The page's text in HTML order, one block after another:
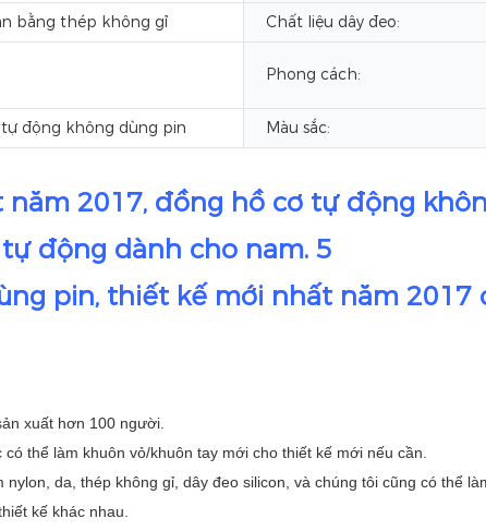
bằng thép không gỉ Chất liệu dây đeo:
Phong cách:
động không dùng pin Màu sắc:
pin, thiết kế mới nhất năm 2017
xuất hơn 100 người.
thể làm khuôn vỏ/khuôn tay mới cho thiết kế mới nếu cần.
da, thép không gỉ, dây đeo silicon, và chúng tôi cũng có thể
kế khác nhau.